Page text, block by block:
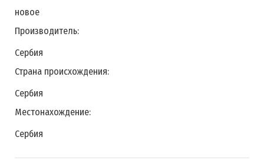
новое
Производитель:
Сербия
Страна происхождения:
Сербия
Местонахождение:
Сербия